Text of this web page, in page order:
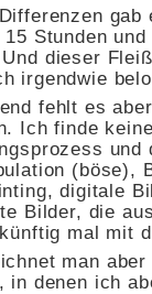
15 Stunden
dieser
irgendwie
fehlt es
Ich finde
und
(böse),
digitale
Bilder, die
mal mit
man
in denen ich